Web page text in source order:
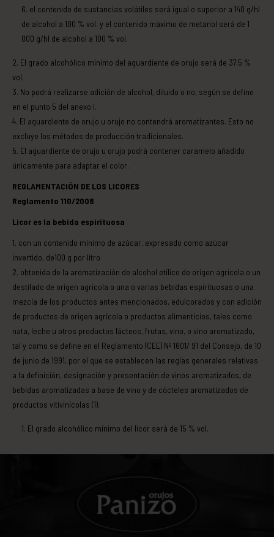
el contenido de sustancias volátiles será igual o superior a 140 g/hl
de alcohol a 100 % vol. y el contenido máximo de metanol será de 1
000 g/hl de alcohol a 100 % vol.
El grado alcohólico mínimo del aguardiente de orujo será de 37,5 %
vol.
No podrá realizarse adición de alcohol, diluido o no, según se define
en el punto 5 del anexo I.
El aguardiente de orujo u orujo no contendrá aromatizantes. Esto no
excluye los métodos de producción tradicionales.
El aguardiente de orujo u orujo podrá contener caramelo añadido
únicamente para adaptar el color.
REGLAMENTACIÓN DE LOS LICORES
Reglamento 110/2008
Licor es la bebida espirituosa
con un contenido mínimo de azúcar, expresado como azúcar
invertido, de100 g por litro
obtenida de la aromatización de alcohol etílico de origen agrícola o un
destilado de origen agrícola o una o varias bebidas espirituosas o una
mezcla de los productos antes mencionados, edulcorados y con adición
de productos de origen agrícola o productos alimenticios, tales como
nata, leche u otros productos lácteos, frutas, vino, o vino aromatizado,
tal y como se define en el Reglamento (CEE) Nº 1601/ 91 del Consejo, de 10
de junio de 1991, por el que se establecen las reglas generales relativas
a la definición, designación y presentación de vinos aromatizados, de
bebidas aromatizadas a base de vino y de cócteles aromatizados de
productos vitivinícolas (1).
El grado alcohólico mínimo del licor será de 15 % vol.